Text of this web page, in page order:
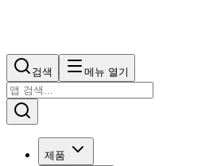
검색 메뉴 열기
제품